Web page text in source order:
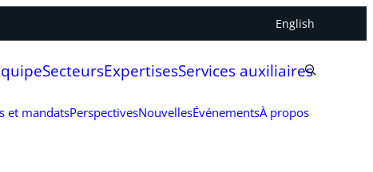
English
SecteursExpertisesServices auxiliaires
et mandatsPerspectivesNouvellesÉvénementsÀ propos